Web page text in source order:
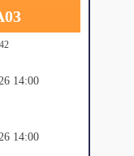
14:00
14:00